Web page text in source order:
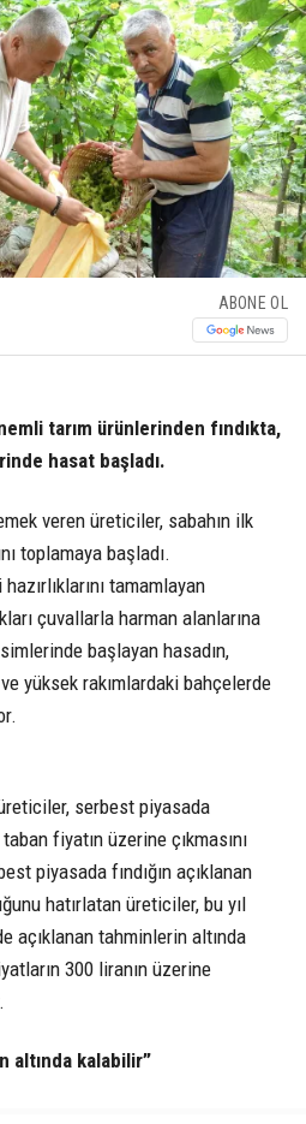
ABONE OL
tarım ürünlerinden fındıkta,
hasat başladı.
veren üreticiler, sabahın ilk
toplamaya başladı.
tamamlayan
çuvallarla harman alanlarına
başlayan hasadın,
yüksek rakımlardaki bahçelerde
serbest piyasada
fiyatın üzerine çıkmasını
piyasada fındığın açıklanan
hatırlatan üreticiler, bu yıl
açıklanan tahminlerin altında
300 liranın üzerine
altında kalabilir”